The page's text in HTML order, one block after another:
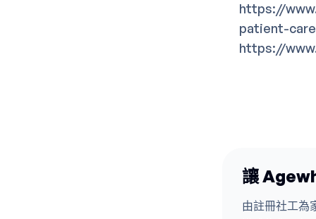
https://
patient-care
https://
讓
由註冊社工為